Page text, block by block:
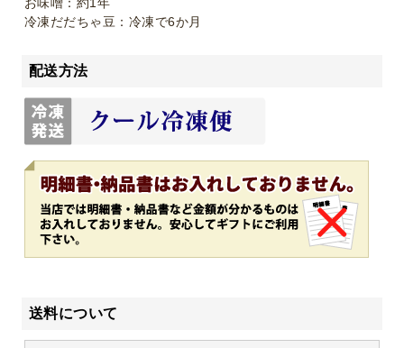
冷凍だだちゃ豆：冷凍で6か月
配送方法
送料について